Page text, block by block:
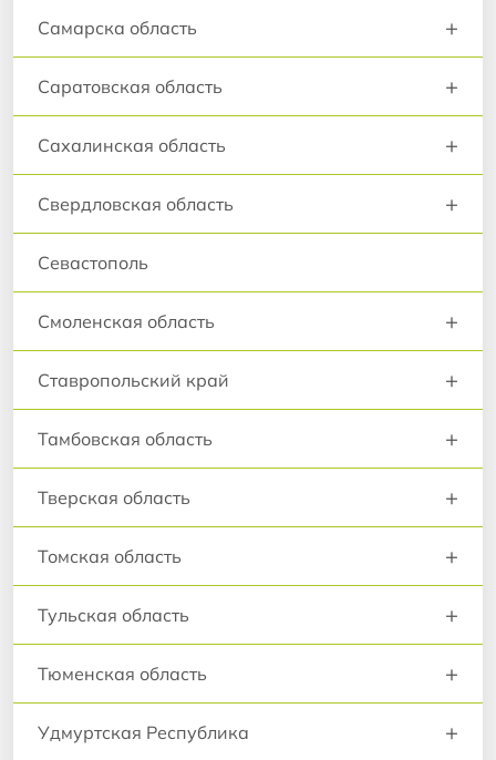
Самарска область +
Саратовская область +
Сахалинская область +
Свердловская область +
Севастополь
Смоленская область +
Ставропольский край +
Тамбовская область +
Тверская область +
Томская область +
Тульская область +
Тюменская область +
Удмуртская Республика +